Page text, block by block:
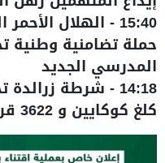
15:40
- الهلال الأحمر
حملة تضامنية وطنية
المدرسي الجديد
14:18
-
كلغ كوكايين و 3622 قرص مؤثر عقلي